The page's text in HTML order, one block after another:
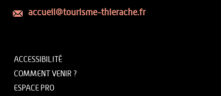
accueil@tourisme-thierache.fr
ACCESSIBILITÉ
COMMENT VENIR ?
ESPACE PRO